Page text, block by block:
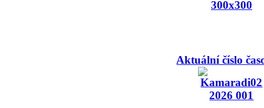
Aktuální číslo